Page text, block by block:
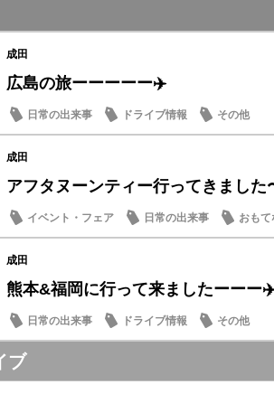
成田
広島の旅ーーーーー✈️
日常の出来事 ドライブ情報 その他
成田
アフタヌーンティー行ってきました
イベント・フェア 日常の出来事 おもて
成田
熊本&福岡に行って来ましたーーー
日常の出来事 ドライブ情報 その他
ブ